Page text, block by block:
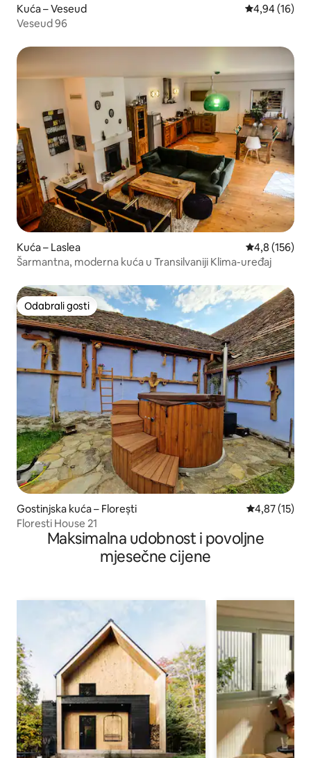
Kuća – Veseud Prosječna
4,94 (16)
Veseud 96
Kuća – Laslea Prosječna
4,8 (156)
Šarmantna, moderna kuća u Transilvaniji Klima-uređaj
Odabrali gosti
Odabrali gosti
Gostinjska kuća – Florești Prosječna
4,87 (15)
Floresti House 21
Maksimalna udobnost i povoljne
mjesečne cijene